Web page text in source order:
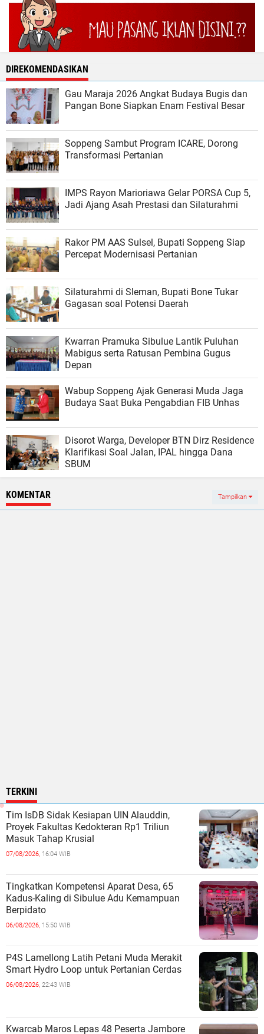
DIREKOMENDASIKAN
Gau Maraja 2026 Angkat Budaya Bugis dan
Pangan Bone Siapkan Enam Festival Besar
Soppeng Sambut Program ICARE, Dorong
Transformasi Pertanian
IMPS Rayon Marioriawa Gelar PORSA Cup 5,
Jadi Ajang Asah Prestasi dan Silaturahmi
Rakor PM AAS Sulsel, Bupati Soppeng Siap
Percepat Modernisasi Pertanian
Silaturahmi di Sleman, Bupati Bone Tukar
Gagasan soal Potensi Daerah
Kwarran Pramuka Sibulue Lantik Puluhan
Mabigus serta Ratusan Pembina Gugus
Depan
Wabup Soppeng Ajak Generasi Muda Jaga
Budaya Saat Buka Pengabdian FIB Unhas
Disorot Warga, Developer BTN Dirz Residence
Klarifikasi Soal Jalan, IPAL hingga Dana
SBUM
KOMENTAR Tampilkan
TERKINI
Tim IsDB Sidak Kesiapan UIN Alauddin,
Proyek Fakultas Kedokteran Rp1 Triliun
Masuk Tahap Krusial
07/08/2026, 16:04 WIB
Tingkatkan Kompetensi Aparat Desa, 65
Kadus-Kaling di Sibulue Adu Kemampuan
Berpidato
06/08/2026, 15:50 WIB
P4S Lamellong Latih Petani Muda Merakit
Smart Hydro Loop untuk Pertanian Cerdas
06/08/2026, 22:43 WIB
Kwarcab Maros Lepas 48 Peserta Jambore